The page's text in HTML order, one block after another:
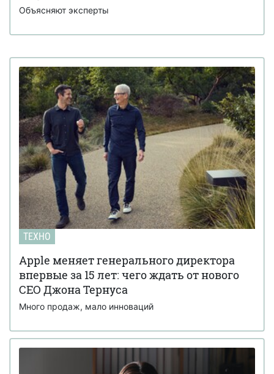
Объясняют эксперты
ТЕХНО
Apple меняет генерального директора
впервые за 15 лет: чего ждать от нового
CEO Джона Тернуса
Много продаж, мало инноваций